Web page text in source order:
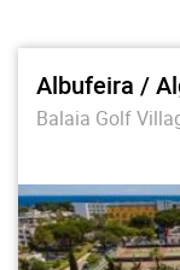
Albufeira /
Balaia Golf